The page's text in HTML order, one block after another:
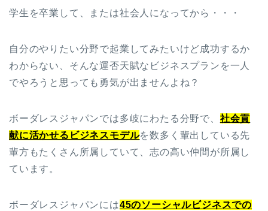
学生を卒業して、または社会人になってから・・・
自分のやりたい分野で起業してみたいけど成功するか
わからない、そんな運否天賦なビジネスプランを一人
でやろうと思っても勇気が出ませんよね？
ボーダレスジャパンでは多岐にわたる分野で、 社会貢
献に活かせるビジネスモデルを数多く輩出している先
輩方もたくさん所属していて、志の高い仲間が所属し
ています。
ボーダレスジャパンには45のソーシャルビジネスでの